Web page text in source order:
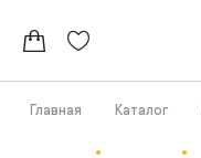
Главная Каталог